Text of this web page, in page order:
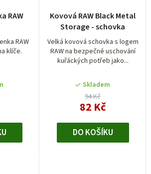
RAW
RAW
klíče.
Kovová RAW Black Metal
Storage - schovka
Velká kovová schovka s logem
RAW na bezpečné uschování
kuřáckých potřeb jako...
Skladem
94 Kč
82 Kč
DO KOŠÍKU